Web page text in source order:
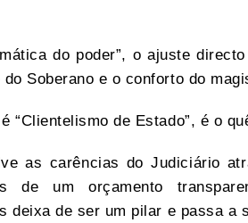
do poder”, o ajuste
Soberano e o conforto do
“Clientelismo de Estado”, é o
as carências do Judiciário
de um orçamento
deixa de ser um pilar e passa a